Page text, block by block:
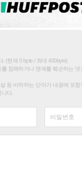
(현재 0 byte / 최대 400byte)
침해하거나 명예를 훼손하는
등 비하하는 단어가 내용에 포
다.